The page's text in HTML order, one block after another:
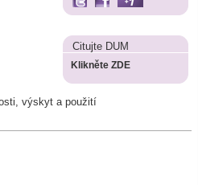
Citujte DUM
Klikněte ZDE
výskyt a použití